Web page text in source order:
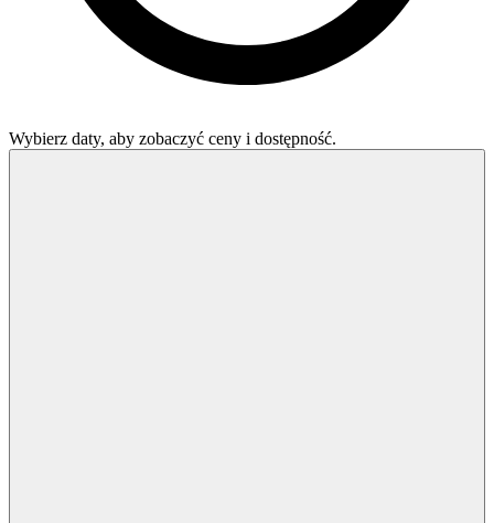
Wybierz daty, aby zobaczyć ceny i dostępność.